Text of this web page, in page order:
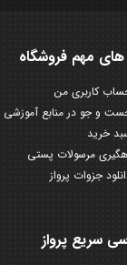
مهم فروشگاه
کاربری من
و جو در منابع آموزشی
خرید
مرسولات پستی
جزوات پرواز
سریع پرواز